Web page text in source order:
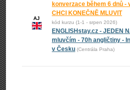
AJ
konverzace během 6 dnů -
CHCI KONEČNĚ MLUVIT
kód kurzu (1-1 - srpen 2026)
ENGLISHstay.cz - JEDEN
mluvčím - 70h angličtiny -
v Česku (Centrála Praha)